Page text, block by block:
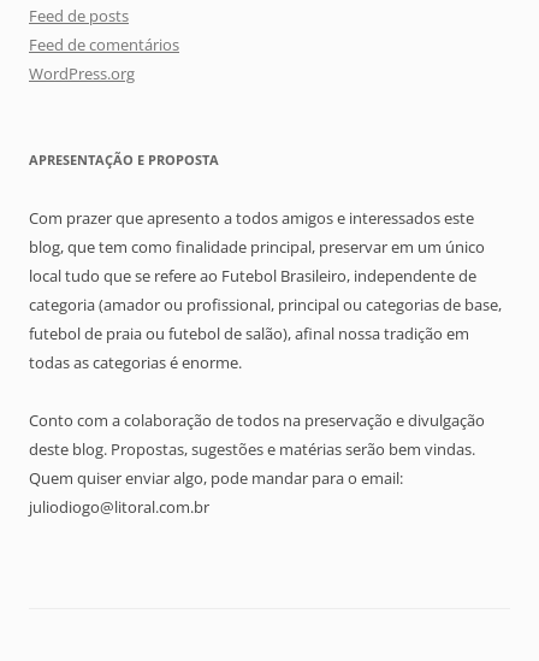
Feed de posts
Feed de comentários
WordPress.org
APRESENTAÇÃO E PROPOSTA
Com prazer que apresento a todos amigos e interessados este
blog, que tem como finalidade principal, preservar em um único
local tudo que se refere ao Futebol Brasileiro, independente de
categoria (amador ou profissional, principal ou categorias de base,
futebol de praia ou futebol de salão), afinal nossa tradição em
todas as categorias é enorme.
Conto com a colaboração de todos na preservação e divulgação
deste blog. Propostas, sugestões e matérias serão bem vindas.
Quem quiser enviar algo, pode mandar para o email:
juliodiogo@litoral.com.br